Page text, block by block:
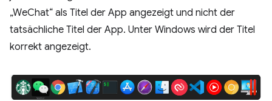
„WeChat“ als Titel der App angezeigt und nicht der
tatsächliche Titel der App. Unter Windows wird der Titel
korrekt angezeigt.